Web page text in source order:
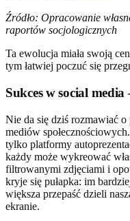
Źródło: Opracowanie
raportów socjologicznych
Ta ewolucja miała swoją
tym łatwiej poczuć się
Sukces w social
Nie da się dziś rozmawiać o
mediów
tylko platformy
każdy może wykreować
filtrowanymi zdjęciami i
kryje się pułapka: im
większa przepaść dzieli
ekranie.